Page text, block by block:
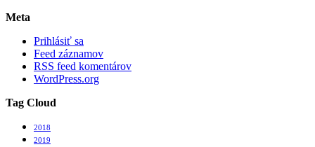
Meta
Prihlásiť sa
Feed záznamov
RSS feed komentárov
WordPress.org
Tag Cloud
2018
2019